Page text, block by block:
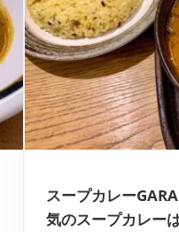
スープカレー
気のスープカレー